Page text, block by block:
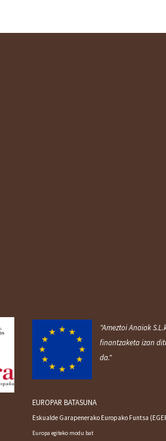
"Ameztoi Anaiak
finantzaketa izan
da."
EUROPAR BATASUNA
Eskualde Garapenerako Europako Funtsa
Europa egiteko modu bat